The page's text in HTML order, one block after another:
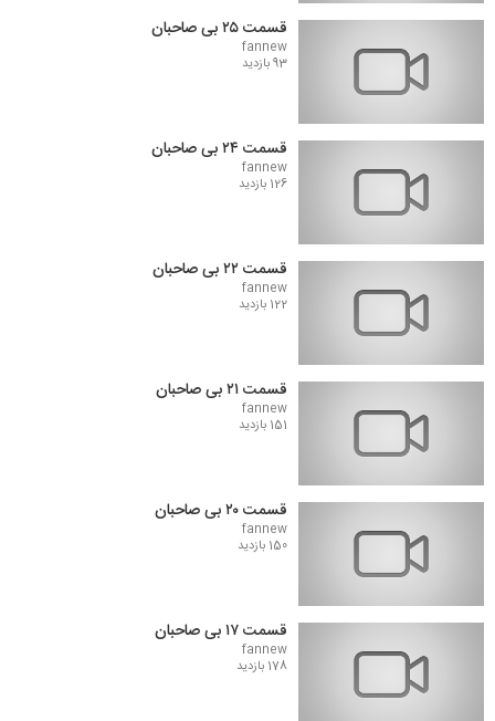
قسمت ۲۵ بی صاحبان
fannew
93 بازدید
قسمت ۲۴ بی صاحبان
fannew
126 بازدید
قسمت ۲۲ بی صاحبان
fannew
122 بازدید
قسمت ۲۱ بی صاحبان
fannew
151 بازدید
قسمت ۲۰ بی صاحبان
fannew
150 بازدید
قسمت ۱۷ بی صاحبان
fannew
178 بازدید